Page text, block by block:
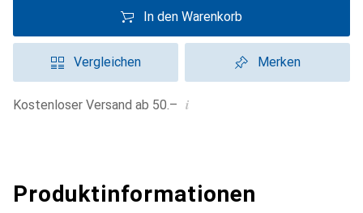
In den Warenkorb
Vergleichen Merken
Kostenloser Versand ab 50.– i
Produktinformationen